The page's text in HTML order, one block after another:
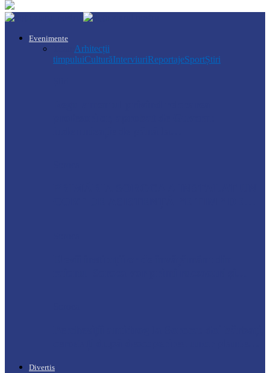
Evenimente
Arhitecții
timpuluiCulturăInterviuriReportajeSportȘtiri
Divertis